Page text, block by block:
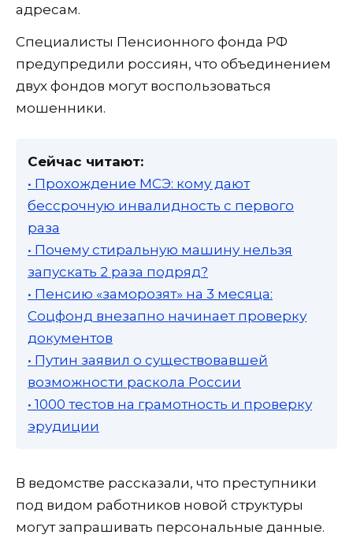
адресам.
Специалисты Пенсионного фонда РФ
предупредили россиян, что объединением
двух фондов могут воспользоваться
мошенники.
Сейчас читают:
• Прохождение МСЭ: кому дают
бессрочную инвалидность с первого
раза
• Почему стиральную машину нельзя
запускать 2 раза подряд?
• Пенсию «заморозят» на 3 месяца:
Соцфонд внезапно начинает проверку
документов
• Путин заявил о существовавшей
возможности раскола России
• 1000 тестов на грамотность и проверку
эрудиции
В ведомстве рассказали, что преступники
под видом работников новой структуры
могут запрашивать персональные данные.